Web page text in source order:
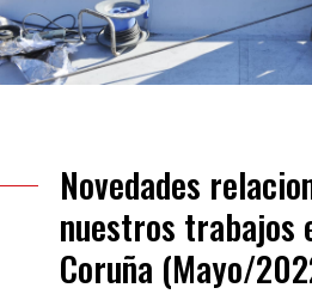
Novedades
nuestros trabajos
Coruña (Mayo/